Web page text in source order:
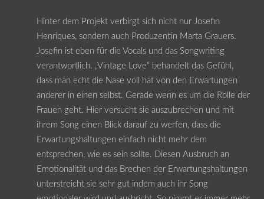
Hinter dem Projekt verbirgt sich nicht nur Josefin
Henriques, sondern auch Produzentin Marta Grauers.
Josefin ist eben für die Vocals und das Songwriting
verantwortlich. „Vintage Love“ behandelt das Gefühl,
dass man echt die Nase voll hat von den Erwartungen
anderer in einen selbst. Gerade wenn es um die Rolle der
Frauen geht. Hier versucht sie auszubrechen und mit
ihrem Song einen Blick darauf zu werfen, dass die
Erwartungshaltungen einfach nicht mehr dem
entsprechen, wie es sein sollte. Diesen Ausbruch an
Emotionalität und das Brechen der Erwartungshaltungen
unterstreicht sie sehr gut indem auch ihr Song